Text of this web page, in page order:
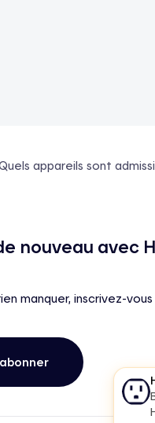
appareils sont
nouveau avec
manquer, inscrivez-